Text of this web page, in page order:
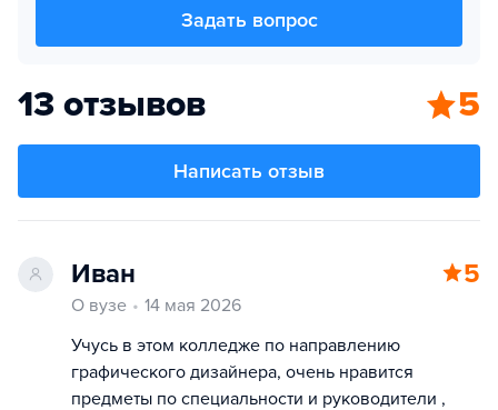
Задать вопрос
13 отзывов 5
Написать отзыв
Иван 5
О вузе
14 мая 2026
Учусь в этом колледже по направлению
графического дизайнера, очень нравится
предметы по специальности и руководители ,